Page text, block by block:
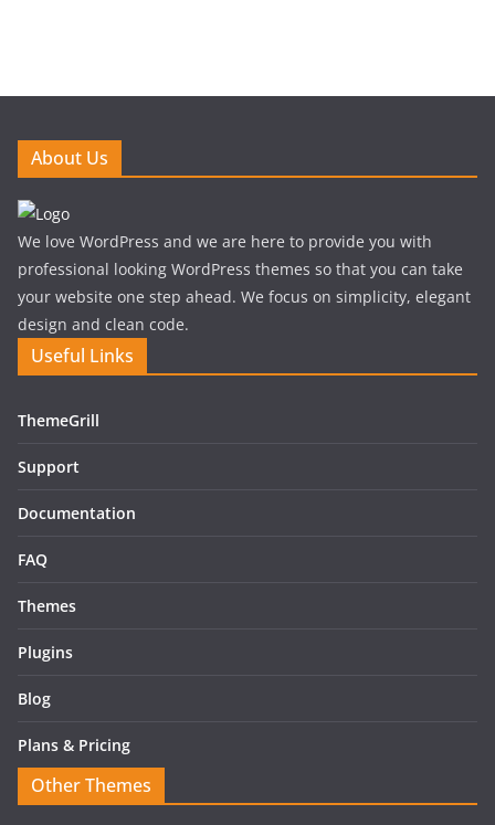
About Us
We love WordPress and we are here to provide you with
professional looking WordPress themes so that you can take
your website one step ahead. We focus on simplicity, elegant
design and clean code.
Useful Links
ThemeGrill
Support
Documentation
FAQ
Themes
Plugins
Blog
Plans & Pricing
Other Themes